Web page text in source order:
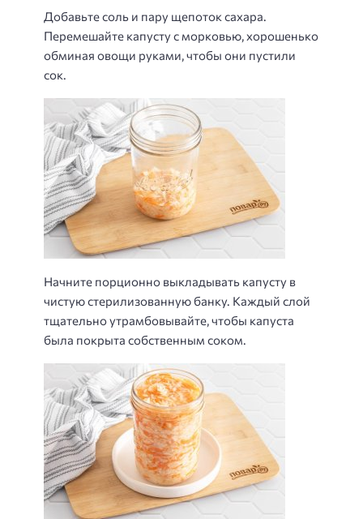
Добавьте соль и пару щепоток сахара.
Перемешайте капусту с морковью, хорошенько
обминая овощи руками, чтобы они пустили
сок.
Начните порционно выкладывать капусту в
чистую стерилизованную банку. Каждый слой
тщательно утрамбовывайте, чтобы капуста
была покрыта собственным соком.